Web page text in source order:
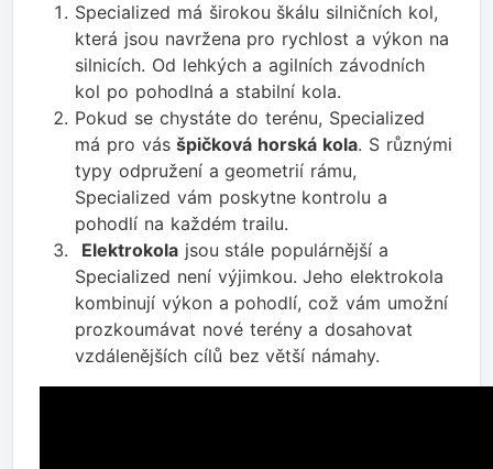
Specialized má širokou škálu silničních kol,
která jsou navržena pro rychlost a výkon na
silnicích. Od lehkých a agilních závodních
kol po pohodlná a stabilní kola.
Pokud se chystáte do terénu, Specialized
má pro vásšpičková horská kola. S různými
typy odpružení a geometrií rámu,
Specialized vám poskytne kontrolu a
pohodlí na každém trailu.
Elektrokolajsou stále populárnější a
Specialized není výjimkou. Jeho elektrokola
kombinují výkon a pohodlí, což vám umožní
prozkoumávat nové terény a dosahovat
vzdálenějších cílů bez větší námahy.